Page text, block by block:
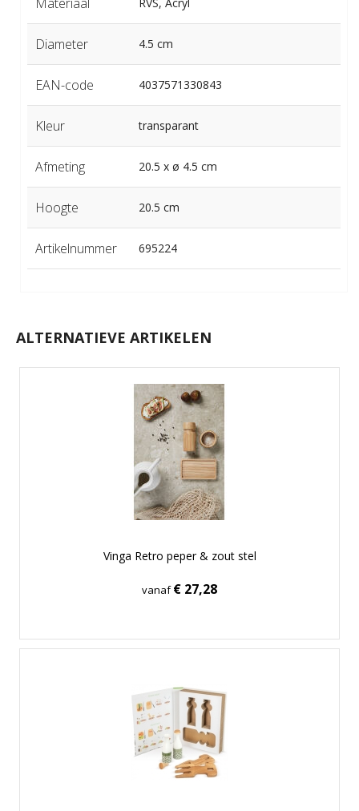
Diameter 4.5 cm
EAN-code 4037571330843
Kleur transparant
Afmeting 20.5 x ø 4.5 cm
Hoogte 20.5 cm
Artikelnummer 695224
ALTERNATIEVE ARTIKELEN
Vinga Retro peper & zout stel
vanaf€ 27,28